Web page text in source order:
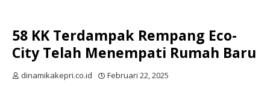
58 KK Terdampak Rempang Eco-
City Telah Menempati Rumah Baru
dinamikakepri.co.id Februari 22, 2025